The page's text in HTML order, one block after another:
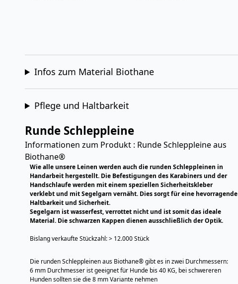
Infos zum Material Biothane
Pflege und Haltbarkeit
Runde Schleppleine
Informationen zum Produkt : Runde Schleppleine aus
Biothane®
Wie alle unsere Leinen werden auch die runden Schleppleinen in
Handarbeit hergestellt. Die Befestigungen des Karabiners und der
Handschlaufe werden mit einem speziellen Sicherheitskleber
verklebt und mit Segelgarn vernäht. Dies sorgt für eine hevorragende
Haltbarkeit und Sicherheit.
Segelgarn ist wasserfest, verrottet nicht und ist somit das ideale
Material. Die schwarzen Kappen dienen ausschließlich der Optik.
Bislang verkaufte Stückzahl: > 12.000 Stück
Die runden Schleppleinen aus Biothane® gibt es in zwei Durchmessern:
6 mm Durchmesser ist geeignet für Hunde bis 40 KG, bei schwereren
Hunden sollten sie die 8 mm Variante nehmen